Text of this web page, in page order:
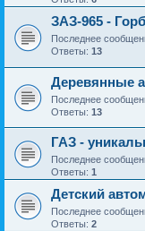
ЗАЗ-965 -
Последнее
Ответы: 13
Деревянные
Последнее
Ответы: 13
ГАЗ -
Последнее
Ответы: 1
Детский
Последнее
Ответы: 2